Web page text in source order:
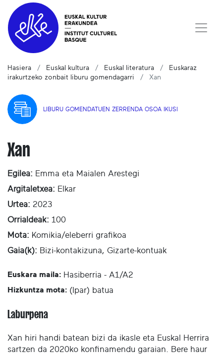
Hasiera Euskal kultura Euskal literatura
Euskaraz
irakurtzeko zonbait liburu gomendagarri
Xan
LIBURU GOMENDATUEN ZERRENDA OSOA IKUSI
Xan
Egilea: Emma eta Maialen Arestegi
Argitaletxea: Elkar
Urtea: 2023
Orrialdeak: 100
Mota: Komikia/eleberri grafikoa
Gaia(k): Bizi-kontakizuna, Gizarte-kontuak
Euskara maila: Hasiberria - A1/A2
Hizkuntza mota: (Ipar) batua
Laburpena
Xan hiri handi batean bizi da ikasle eta Euskal Herrira
sartzen da 2020ko konfinamendu garaian. Bere haur